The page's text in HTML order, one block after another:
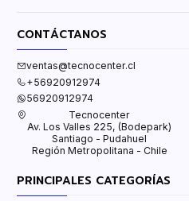
CONTÁCTANOS
ventas@tecnocenter.cl
+56920912974
56920912974
Tecnocenter
Av. Los Valles 225, (Bodepark)
Santiago - Pudahuel
Región Metropolitana - Chile
PRINCIPALES CATEGORÍAS